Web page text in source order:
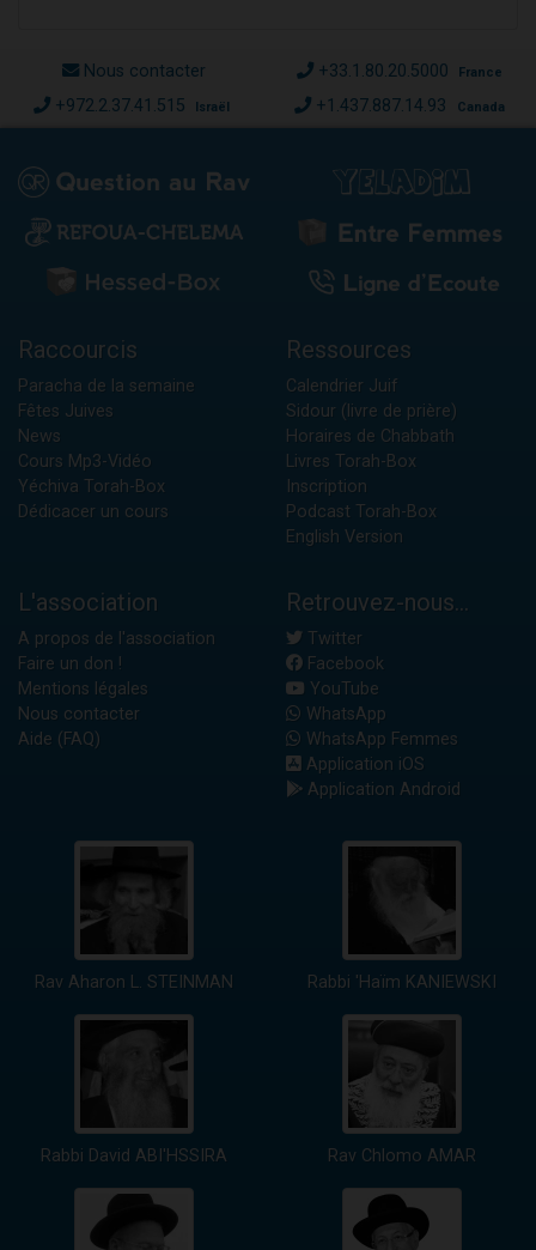
Nous contacter +33.1.80.20.5000 France
+972.2.37.41.515 Israël +1.437.887.14.93 Canada
Raccourcis
Paracha de la semaine
Fêtes Juives
News
Cours Mp3-Vidéo
Yéchiva Torah-Box
Dédicacer un cours
Ressources
Calendrier Juif
Sidour (livre de prière)
Horaires de Chabbath
Livres Torah-Box
Inscription
Podcast Torah-Box
English Version
L'association
A propos de l'association
Faire un don !
Mentions légales
Nous contacter
Aide (FAQ)
Retrouvez-nous...
Twitter
Facebook
YouTube
WhatsApp
WhatsApp Femmes
Application iOS
Application Android
Rav Aharon L. STEINMAN Rabbi 'Haïm KANIEWSKI
Rabbi David ABI'HSSIRA Rav Chlomo AMAR